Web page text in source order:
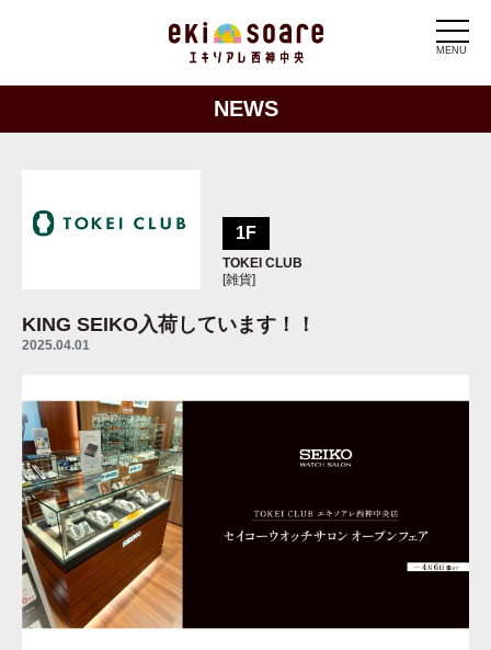
MENU
NEWS
KING SEIKO入荷しています！！
2025.04.01
1F
TOKEI CLUB
[雑貨]